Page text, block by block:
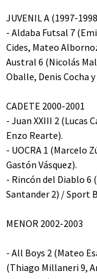
JUVENIL A (1997-
- Aldaba Futsal 7
Cides, Mateo
Austral 6 (Nicolás
Oballe, Denis Cocha
CADETE 2000-2001
- Juan XXIII 2 (Lucas
Enzo Rearte).
- UOCRA 1 (Marcelo
Gastón Vásquez).
- Rincón del Diablo 6
Santander 2) / Sport
MENOR 2002-2003
- All Boys 2 (Mateo
(Thiago Millaneri 9,